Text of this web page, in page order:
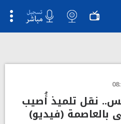
نقل تلميذ أُصيب
(فيديو)